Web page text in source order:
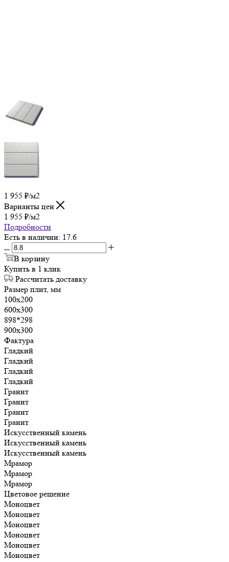
1 955 ₽/м2
Варианты цен
1 955 ₽/м2
Подробности
Есть в наличии: 17.6
В корзину
Купить в 1 клик
Рассчитать доставку
Размер плит, мм
100х200
600х300
898*298
900х300
Фактура
Гладкий
Гладкий
Гладкий
Гладкий
Гранит
Гранит
Гранит
Гранит
Искусственный камень
Искусственный камень
Искусственный камень
Мрамор
Мрамор
Мрамор
Цветовое решение
Моноцвет
Моноцвет
Моноцвет
Моноцвет
Моноцвет
Моноцвет